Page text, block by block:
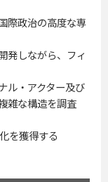
際政治の高度な専
発しながら、フィ
ル・アクター及び
雑な構造を調査
を獲得する